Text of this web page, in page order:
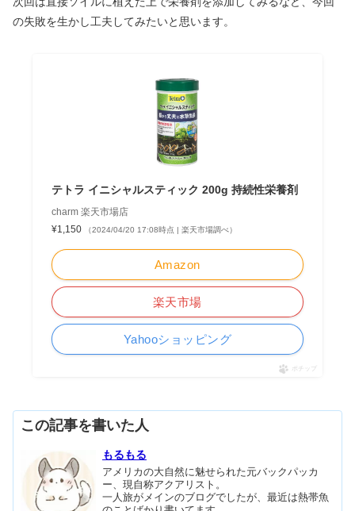
の失敗を生かし工夫してみたいと思います。
テトラ イニシャルスティック 200g 持続性栄養剤
charm 楽天市場店
¥1,150
（2024/04/20 17:08時点 | 楽天市場調べ）
Amazon
楽天市場
Yahooショッピング
ポチップ
この記事を書いた人
もるもる
アメリカの大自然に魅せられた元バックパッカ
ー、現自称アクアリスト。
一人旅がメインのブログでしたが、最近は熱帯魚